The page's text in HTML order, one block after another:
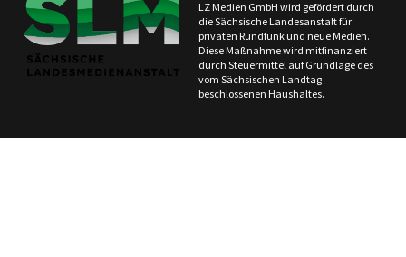
LZ Medien GmbH wird gefördert durch
die Sächsische Landesanstalt für
privaten Rundfunk und neue Medien.
Diese Maßnahme wird mitfinanziert
durch Steuermittel auf Grundlage des
vom Sächsischen Landtag
beschlossenen Haushaltes.